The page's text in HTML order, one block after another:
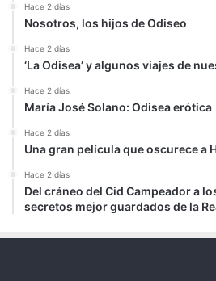
Hace 2 días
Nosotros, los hijos de Odiseo
Hace 2 días
‘La Odisea’ y algunos viajes de
Hace 2 días
María José Solano: Odisea erótica
Hace 2 días
Una gran película que oscurece a
Hace 2 días
Del cráneo del Cid Campeador a
secretos mejor guardados de la